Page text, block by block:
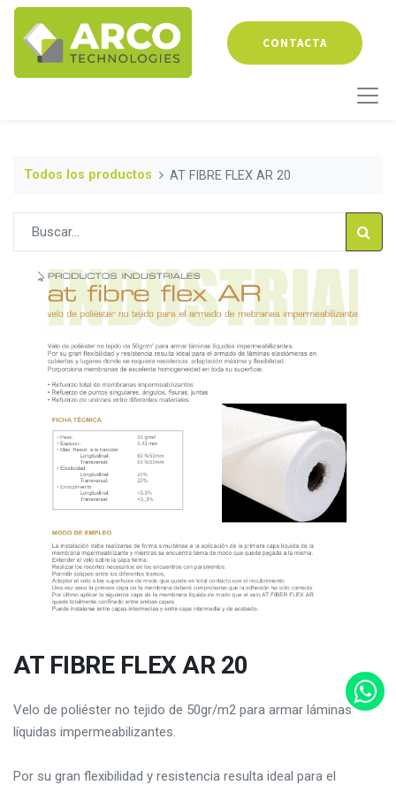
CONTACTA
Todos los productos AT FIBRE FLEX AR 20
AT FIBRE FLEX AR 20
Velo de poliéster no tejido de 50gr/m2 para armar láminas
líquidas impermeabilizantes.
Por su gran flexibilidad y resistencia resulta ideal para el